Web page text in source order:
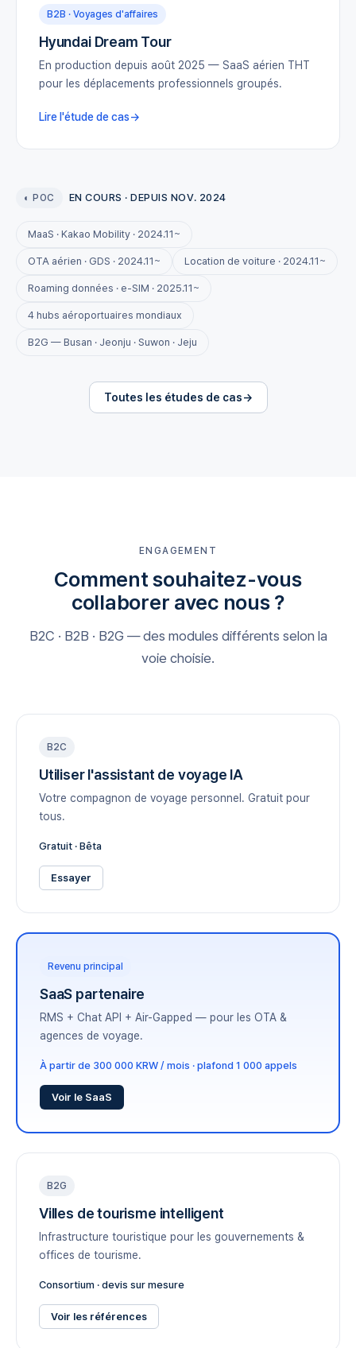
B2B · Voyages d'affaires
Hyundai Dream Tour
En production depuis août 2025 — SaaS aérien THT
pour les déplacements professionnels groupés.
Lire l'étude de cas
◐ POC EN COURS · DEPUIS NOV. 2024
MaaS · Kakao Mobility · 2024.11~
OTA aérien · GDS · 2024.11~ Location de voiture · 2024.11~
Roaming données · e-SIM · 2025.11~
4 hubs aéroportuaires mondiaux
B2G — Busan · Jeonju · Suwon · Jeju
Toutes les études de cas
ENGAGEMENT
Comment souhaitez-vous
collaborer avec nous ?
B2C · B2B · B2G — des modules différents selon la
voie choisie.
B2C
Utiliser l'assistant de voyage IA
Votre compagnon de voyage personnel. Gratuit pour
tous.
Gratuit · Bêta
Essayer
Revenu principal
SaaS partenaire
RMS + Chat API + Air-Gapped — pour les OTA &
agences de voyage.
À partir de 300 000 KRW / mois · plafond 1 000 appels
Voir le SaaS
B2G
Villes de tourisme intelligent
Infrastructure touristique pour les gouvernements &
offices de tourisme.
Consortium · devis sur mesure
Voir les références